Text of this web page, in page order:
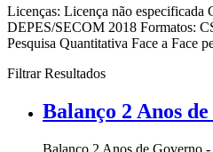
Licenças: Licença não especificada
DEPES/SECOM 2018 Formatos:
Pesquisa Quantitativa Face a Face
Filtrar Resultados
Balanço 2 Anos
Balanço 2 Anos de Governo